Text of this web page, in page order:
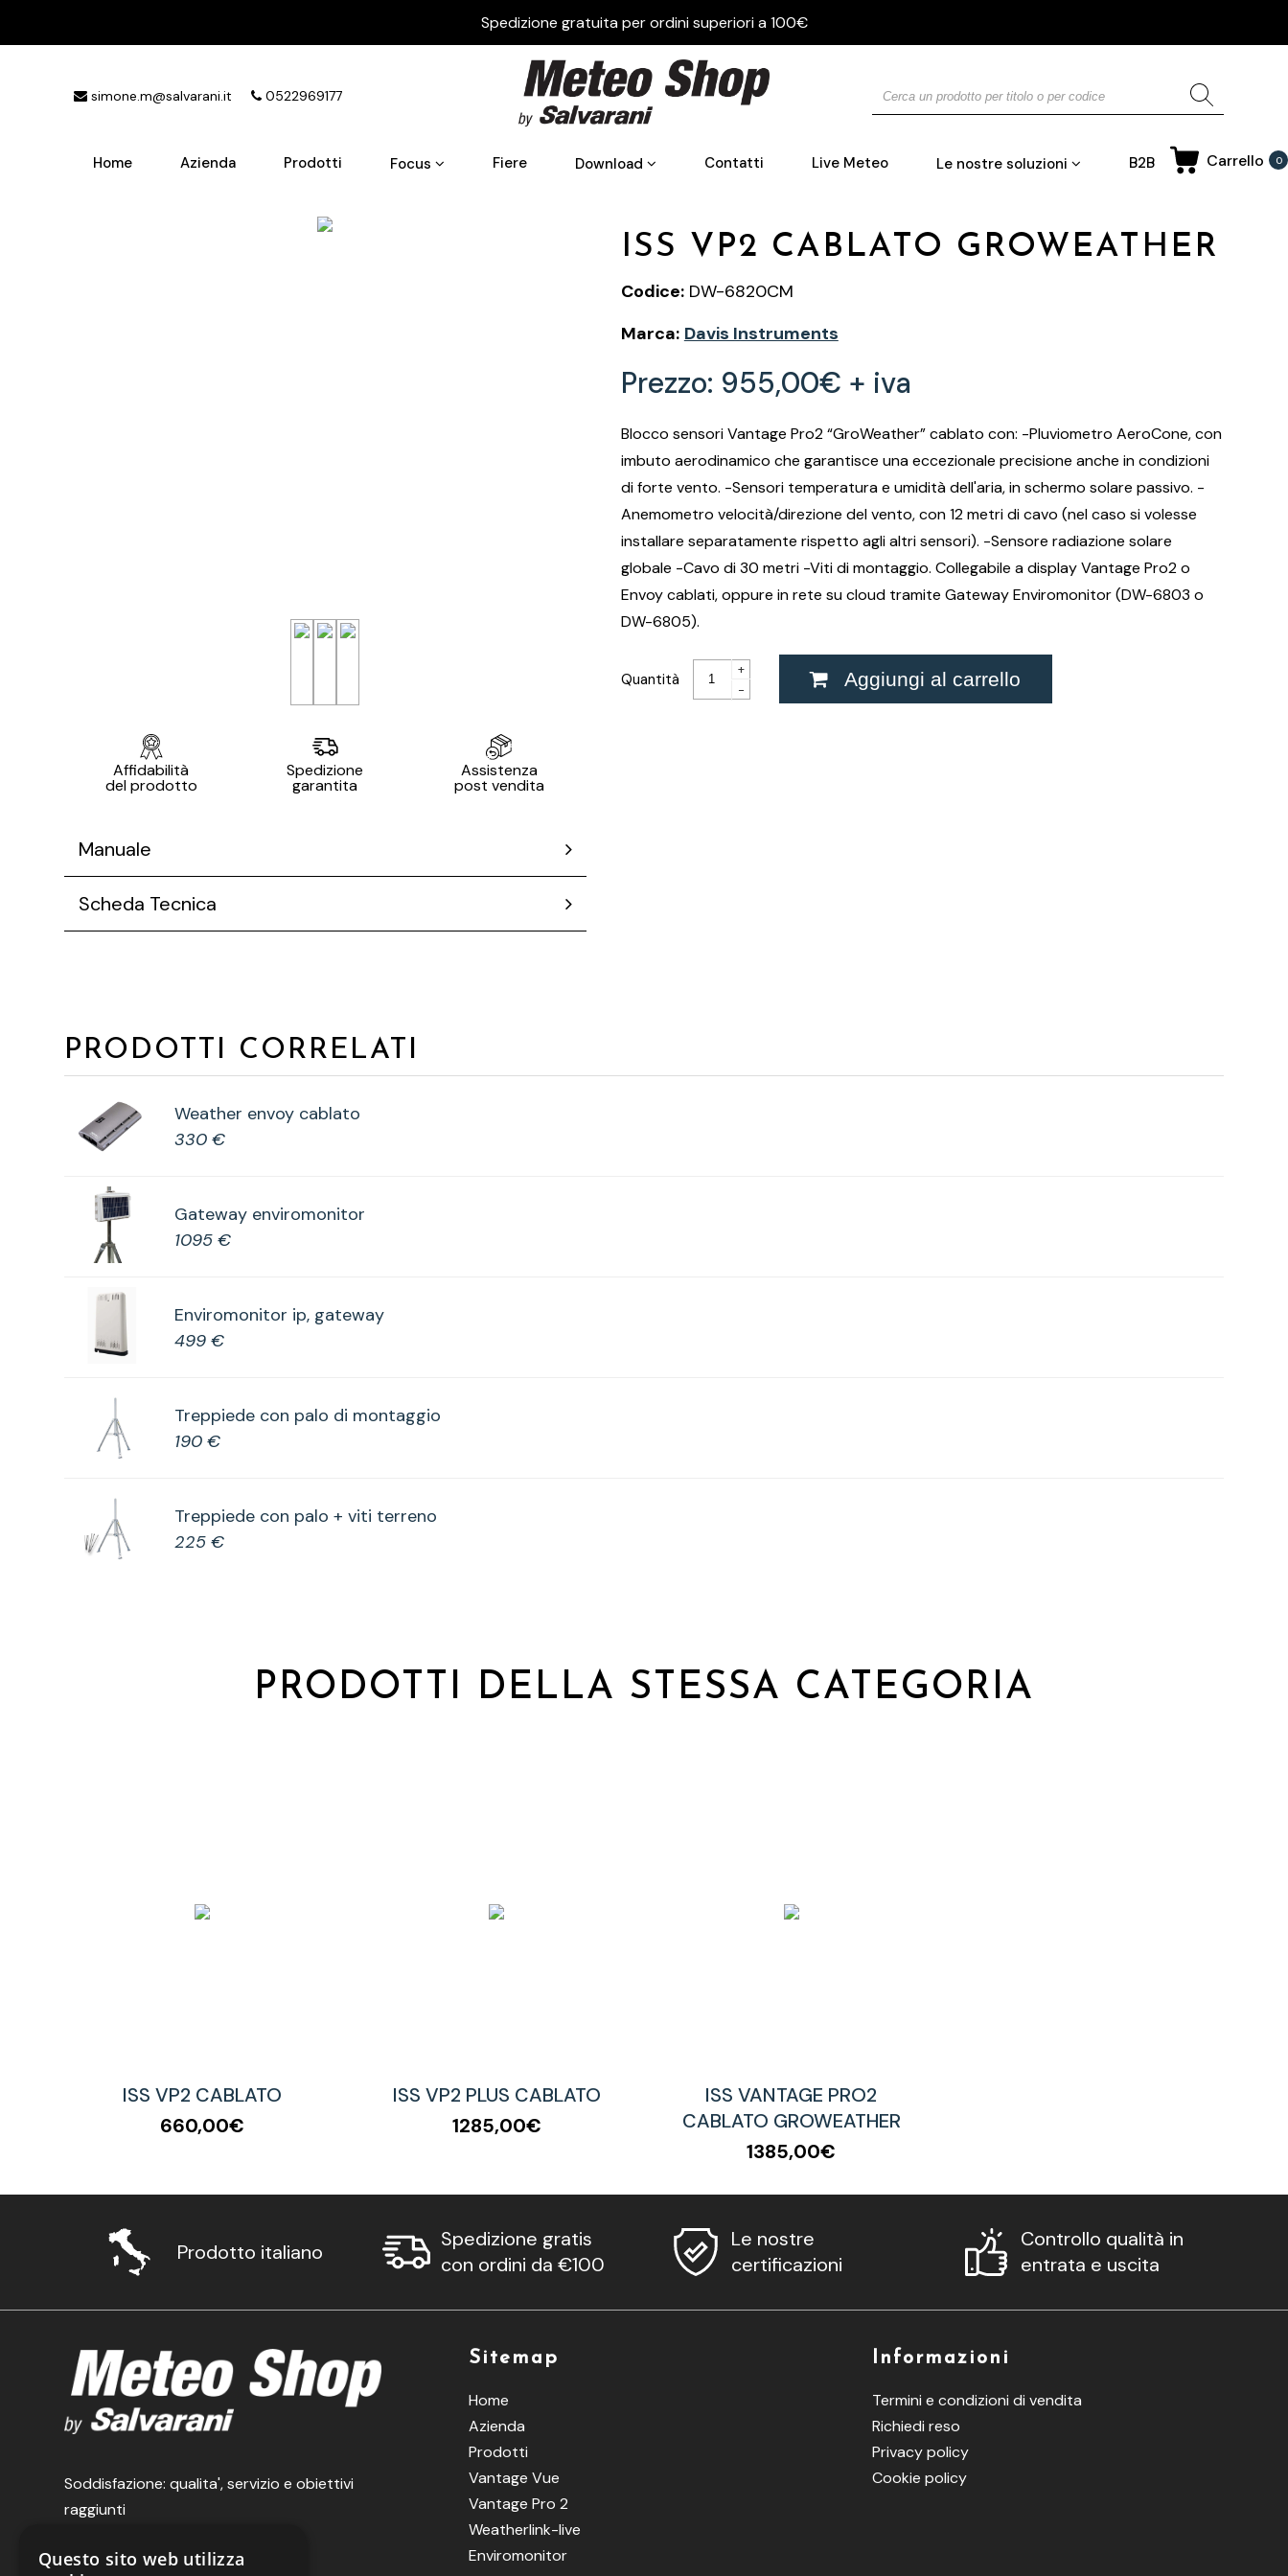
Spedizione gratuita per ordini superiori a 100€
simone.m@salvarani.it 0522969177
Home Azienda Prodotti Focus Fiere Download Contatti Live Meteo Le nostre soluzioni B2B Carrello 0
Affidabilità
del prodotto
Spedizione
garantita
Assistenza
post vendita
Manuale
Scheda Tecnica
ISS VP2 CABLATO GROWEATHER
Codice:DW-6820CM
Marca: Davis Instruments
Prezzo: 955,00€ + iva
Blocco sensori Vantage Pro2 “GroWeather” cablato con: -Pluviometro AeroCone, con
imbuto aerodinamico che garantisce una eccezionale precisione anche in condizioni
di forte vento. -Sensori temperatura e umidità dell'aria, in schermo solare passivo. -
Anemometro velocità/direzione del vento, con 12 metri di cavo (nel caso si volesse
installare separatamente rispetto agli altri sensori). -Sensore radiazione solare
globale -Cavo di 30 metri -Viti di montaggio. Collegabile a display Vantage Pro2 o
Envoy cablati, oppure in rete su cloud tramite Gateway Enviromonitor (DW-6803 o
DW-6805).
Quantità
+
-
Aggiungi al carrello
PRODOTTI CORRELATI
Weather envoy cablato
330 €
Gateway enviromonitor
1095 €
Enviromonitor ip, gateway
499 €
Treppiede con palo di montaggio
190 €
Treppiede con palo + viti terreno
225 €
PRODOTTI DELLA STESSA CATEGORIA
ISS VP2 CABLATO
660,00€
ISS VP2 PLUS CABLATO
1285,00€
ISS VANTAGE PRO2
CABLATO GROWEATHER
1385,00€
Prodotto italiano
Spedizione gratis
con ordini da €100
Le nostre
certificazioni
Controllo qualità in
entrata e uscita
Soddisfazione: qualita', servizio e obiettivi
raggiunti
Salvarani srl
Sitemap
Home
Azienda
Prodotti
Vantage Vue
Vantage Pro 2
Weatherlink-live
Enviromonitor
Informazioni
Termini e condizioni di vendita
Richiedi reso
Privacy policy
Cookie policy
Questo sito web utilizza